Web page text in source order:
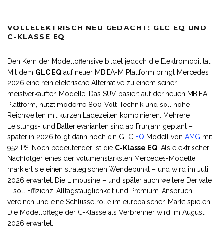
VOLLELEKTRISCH NEU GEDACHT: GLC EQ UND
C-KLASSE EQ
Den Kern der Modelloffensive bildet jedoch die Elektromobilität.
Mit dem GLC EQ auf neuer MB.EA-M Plattform bringt Mercedes
2026 eine rein elektrische Alternative zu einem seiner
meistverkauften Modelle. Das SUV basiert auf der neuen MB.EA-
Plattform, nutzt moderne 800-Volt-Technik und soll hohe
Reichweiten mit kurzen Ladezeiten kombinieren. Mehrere
Leistungs- und Batterievarianten sind ab Frühjahr geplant –
später in 2026 folgt dann noch ein GLC EQ Modell von AMG mit
952 PS. Noch bedeutender ist die C-Klasse EQ . Als elektrischer
Nachfolger eines der volumenstärksten Mercedes-Modelle
markiert sie einen strategischen Wendepunkt – und wird im Juli
2026 erwartet. Die Limousine – und später auch weitere Derivate
– soll Effizienz, Alltagstauglichkeit und Premium-Anspruch
vereinen und eine Schlüsselrolle im europäischen Markt spielen.
DIe Modellpflege der C-Klasse als Verbrenner wird im August
2026 erwartet.